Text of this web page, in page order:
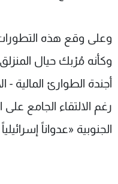
وعلى وقع هذه التطورات
وكأنه مُرْبك حيال
أجندة الطوارئ المالية -
رغم الالتقاء الجامع
الجنوبية «عدواناً إسرائيلياً